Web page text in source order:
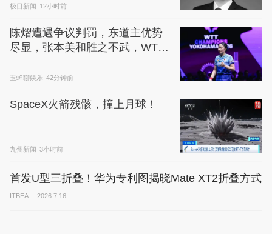
极目新闻 12小时前
陈熠遭遇争议判罚，东道主优势
尽显，张本美和胜之不武，WTT
玉蝉聊娱乐 42分钟前
SpaceX火箭残骸，撞上月球！
九州新闻 3小时前
首发U型三折叠！华为专利图揭晓Mate XT2折叠方式
ITBEA... 2026.7.16